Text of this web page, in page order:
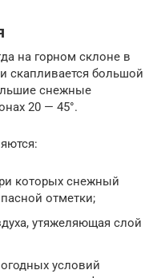
на горном склоне в
скапливается большой
снежные
20 — 45°.
которых снежный
отметки;
утяжеляющая слой
условий